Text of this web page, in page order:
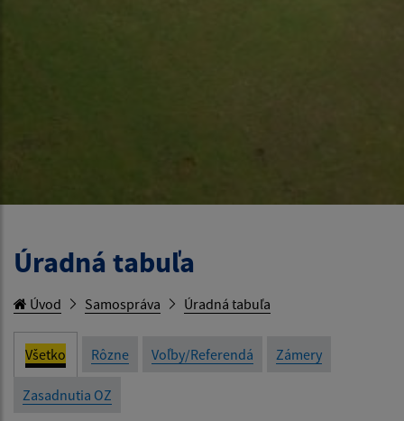
Úradná tabuľa
Úvod Samospráva Úradná tabuľa
Všetko Rôzne Voľby/Referendá Zámery
Zasadnutia OZ